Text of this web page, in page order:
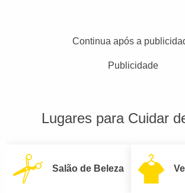
Continua após a
Publicidade
Lugares para Cuidar
Salão de Beleza